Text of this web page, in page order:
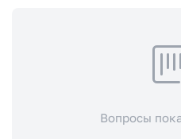
Вопросы